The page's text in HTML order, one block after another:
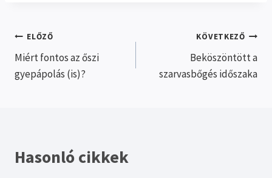
Bejegyzés
navigáció
ELŐZŐ
Miért fontos az őszi
gyepápolás (is)?
KÖVETKEZŐ
Beköszöntött a
szarvasbőgés időszaka
Hasonló cikkek